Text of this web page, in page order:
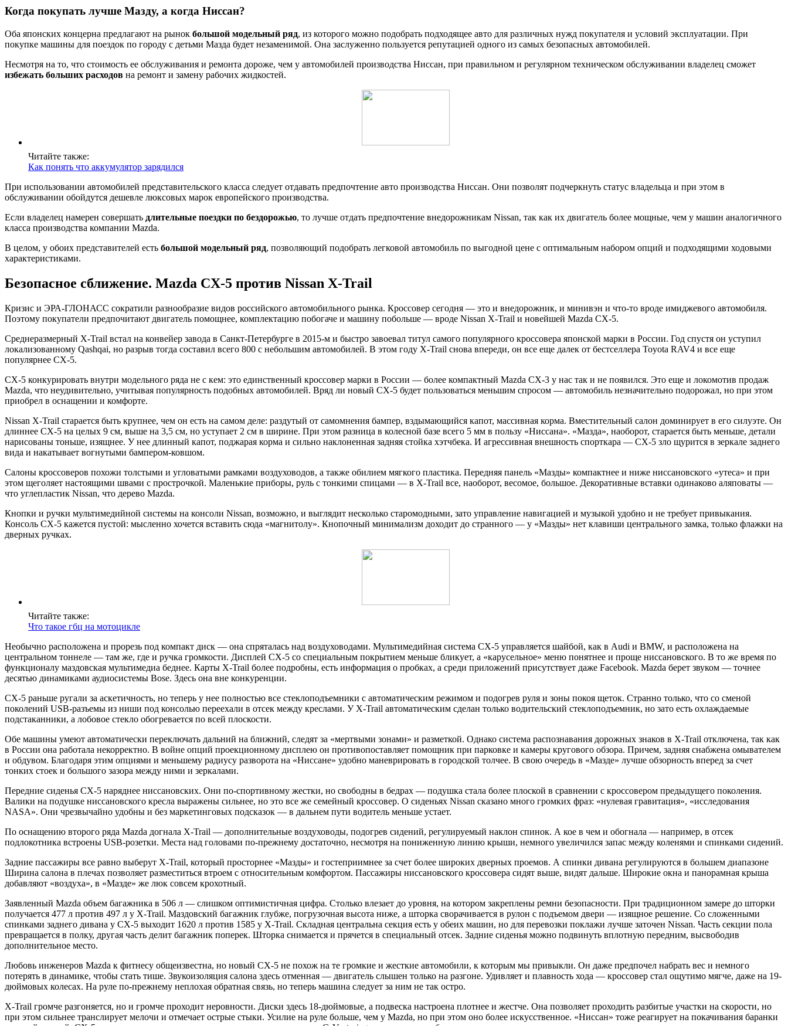
Когда покупать лучше Мазду, а когда Ниссан?
Оба японских концерна предлагают на рынок большой модельный ряд, из которого можно подобрать подходящее авто для различных нужд покупателя и условий эксплуатации. При
покупке машины для поездок по городу с детьми Мазда будет незаменимой. Она заслуженно пользуется репутацией одного из самых безопасных автомобилей.
Несмотря на то, что стоимость ее обслуживания и ремонта дороже, чем у автомобилей производства Ниссан, при правильном и регулярном техническом обслуживании владелец сможет
избежать больших расходов на ремонт и замену рабочих жидкостей.
Читайте также:
Как понять что аккумулятор зарядился
При использовании автомобилей представительского класса следует отдавать предпочтение авто производства Ниссан. Они позволят подчеркнуть статус владельца и при этом в
обслуживании обойдутся дешевле люксовых марок европейского производства.
Если владелец намерен совершать длительные поездки по бездорожью, то лучше отдать предпочтение внедорожникам Nissan, так как их двигатель более мощные, чем у машин аналогичного
класса производства компании Mazda.
В целом, у обоих представителей есть большой модельный ряд, позволяющий подобрать легковой автомобиль по выгодной цене с оптимальным набором опций и подходящими ходовыми
характеристиками.
Безопасное сближение. Mazda CX-5 против Nissan X-Trail
Кризис и ЭРА-ГЛОНАСС сократили разнообразие видов российского автомобильного рынка. Кроссовер сегодня — это и внедорожник, и минивэн и что-то вроде имиджевого автомобиля.
Поэтому покупатели предпочитают двигатель помощнее, комплектацию побогаче и машину побольше — вроде Nissan X-Trail и новейшей Mazda CX-5.
Среднеразмерный X-Trail встал на конвейер завода в Санкт-Петербурге в 2015-м и быстро завоевал титул самого популярного кроссовера японской марки в России. Год спустя он уступил
локализованному Qashqai, но разрыв тогда составил всего 800 с небольшим автомобилей. В этом году X-Trail снова впереди, он все еще далек от бестселлера Toyota RAV4 и все еще
популярнее CX-5.
CX-5 конкурировать внутри модельного ряда не с кем: это единственный кроссовер марки в России — более компактный Mazda CX-3 у нас так и не появился. Это еще и локомотив продаж
Mazda, что неудивительно, учитывая популярность подобных автомобилей. Вряд ли новый CX-5 будет пользоваться меньшим спросом — автомобиль незначительно подорожал, но при этом
приобрел в оснащении и комфорте.
Nissan X-Trail старается быть крупнее, чем он есть на самом деле: раздутый от самомнения бампер, вздымающийся капот, массивная корма. Вместительный салон доминирует в его силуэте. Он
длиннее CX-5 на целых 9 см, выше на 3,5 см, но уступает 2 см в ширине. При этом разница в колесной базе всего 5 мм в пользу «Ниссана». «Мазда», наоборот, старается быть меньше, детали
нарисованы тоньше, изящнее. У нее длинный капот, поджарая корма и сильно наклоненная задняя стойка хэтчбека. И агрессивная внешность спорткара — CX-5 зло щурится в зеркале заднего
вида и накатывает вогнутыми бампером-ковшом.
Салоны кроссоверов похожи толстыми и угловатыми рамками воздуховодов, а также обилием мягкого пластика. Передняя панель «Мазды» компактнее и ниже ниссановского «утеса» и при
этом щеголяет настоящими швами с прострочкой. Маленькие приборы, руль с тонкими спицами — в X-Trail все, наоборот, весомое, большое. Декоративные вставки одинаково аляповаты —
что углепластик Nissan, что дерево Mazda.
Кнопки и ручки мультимедийной системы на консоли Nissan, возможно, и выглядит несколько старомодными, зато управление навигацией и музыкой удобно и не требует привыкания.
Консоль CX-5 кажется пустой: мысленно хочется вставить сюда «магнитолу». Кнопочный минимализм доходит до странного — у «Мазды» нет клавиши центрального замка, только флажки на
дверных ручках.
Читайте также:
Что такое гбц на мотоцикле
Необычно расположена и прорезь под компакт диск — она спряталась над воздуховодами. Мультимедийная система CX-5 управляется шайбой, как в Audi и BMW, и расположена на
центральном тоннеле — там же, где и ручка громкости. Дисплей CX-5 со специальным покрытием меньше бликует, а «карусельное» меню понятнее и проще ниссановского. В то же время по
функционалу маздовская мультимедиа беднее. Карты X-Trail более подробны, есть информация о пробках, а среди приложений присутствует даже Facebook. Mazda берет звуком — точнее
десятью динамиками аудиосистемы Bose. Здесь она вне конкуренции.
CX-5 раньше ругали за аскетичность, но теперь у нее полностью все стеклоподъемники с автоматическим режимом и подогрев руля и зоны покоя щеток. Странно только, что со сменой
поколений USB-разъемы из ниши под консолью переехали в отсек между креслами. У X-Trail автоматическим сделан только водительский стеклоподъемник, но зато есть охлаждаемые
подстаканники, а лобовое стекло обогревается по всей плоскости.
Обе машины умеют автоматически переключать дальний на ближний, следят за «мертвыми зонами» и разметкой. Однако система распознавания дорожных знаков в X-Trail отключена, так как
в России она работала некорректно. В войне опций проекционному дисплею он противопоставляет помощник при парковке и камеры кругового обзора. Причем, задняя снабжена омывателем
и обдувом. Благодаря этим опциями и меньшему радиусу разворота на «Ниссане» удобно маневрировать в городской толчее. В свою очередь в «Мазде» лучше обзорность вперед за счет
тонких стоек и большого зазора между ними и зеркалами.
Передние сиденья CX-5 наряднее ниссановских. Они по-спортивному жестки, но свободны в бедрах — подушка стала более плоской в сравнении с кроссовером предыдущего поколения.
Валики на подушке ниссановского кресла выражены сильнее, но это все же семейный кроссовер. О сиденьях Nissan сказано много громких фраз: «нулевая гравитация», «исследования
NASA». Они чрезвычайно удобны и без маркетинговых подсказок — в дальнем пути водитель меньше устает.
По оснащению второго ряда Mazda догнала X-Trail — дополнительные воздуховоды, подогрев сидений, регулируемый наклон спинок. А кое в чем и обогнала — например, в отсек
подлокотника встроены USB-розетки. Места над головами по-прежнему достаточно, несмотря на пониженную линию крыши, немного увеличился запас между коленями и спинками сидений.
Задние пассажиры все равно выберут X-Trail, который просторнее «Мазды» и гостеприимнее за счет более широких дверных проемов. А спинки дивана регулируются в большем диапазоне
Ширина салона в плечах позволяет разместиться втроем с относительным комфортом. Пассажиры ниссановского кроссовера сидят выше, видят дальше. Широкие окна и панорамная крыша
добавляют «воздуха», в «Мазде» же люк совсем крохотный.
Заявленный Mazda объем багажника в 506 л — слишком оптимистичная цифра. Столько влезает до уровня, на котором закреплены ремни безопасности. При традиционном замере до шторки
получается 477 л против 497 л у X-Trail. Маздовский багажник глубже, погрузочная высота ниже, а шторка сворачивается в рулон с подъемом двери — изящное решение. Со сложенными
спинками заднего дивана у CX-5 выходит 1620 л против 1585 у X-Trail. Складная центральна секция есть у обеих машин, но для перевозки поклажи лучше заточен Nissan. Часть секции пола
превращается в полку, другая часть делит багажник поперек. Шторка снимается и прячется в специальный отсек. Задние сиденья можно подвинуть вплотную передним, высвободив
дополнительное место.
Любовь инженеров Mazda к фитнесу общеизвестна, но новый CX-5 не похож на те громкие и жесткие автомобили, к которым мы привыкли. Он даже предпочел набрать вес и немного
потерять в динамике, чтобы стать тише. Звукоизоляция салона здесь отменная — двигатель слышен только на разгоне. Удивляет и плавность хода — кроссовер стал ощутимо мягче, даже на 19-
дюймовых колесах. На руле по-прежнему неплохая обратная связь, но теперь машина следует за ним не так остро.
X-Trail громче разгоняется, но и громче проходит неровности. Диски здесь 18-дюймовые, а подвеска настроена плотнее и жестче. Она позволяет проходить разбитые участки на скорости, но
при этом сильнее транслирует мелочи и отмечает острые стыки. Усилие на руле больше, чем у Mazda, но при этом оно более искусственное. «Ниссан» тоже реагирует на покачивания баранки